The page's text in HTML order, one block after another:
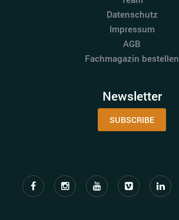
Datenschutz
Impressum
AGB
Fachmagazin bestellen
Newsletter
SUBSCRIBE